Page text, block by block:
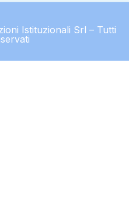
Istituzionali Srl – Tutti